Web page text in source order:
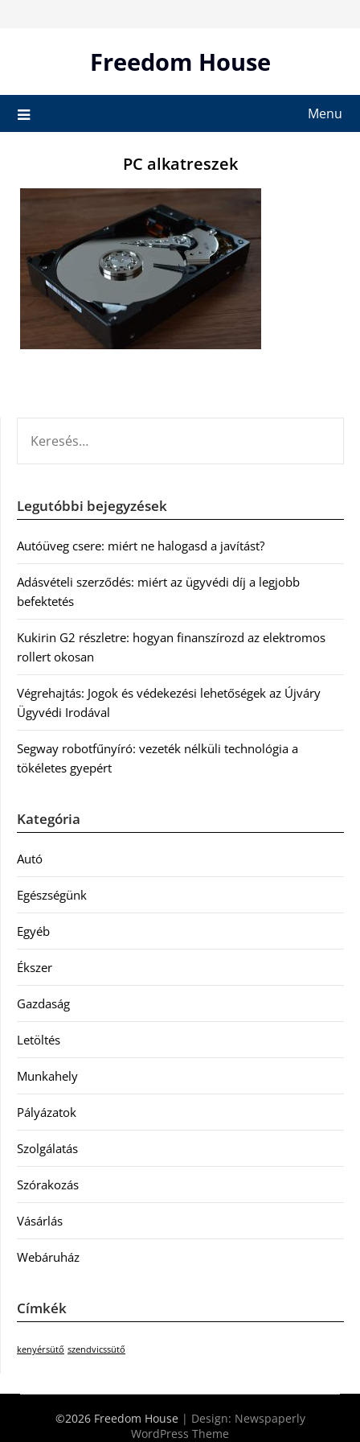
Freedom House
Menu
PC alkatreszek
Legutóbbi bejegyzések
Autóüveg csere: miért ne halogasd a javítást?
Adásvételi szerződés: miért az ügyvédi díj a legjobb
befektetés
Kukirin G2 részletre: hogyan finanszírozd az elektromos
rollert okosan
Végrehajtás: Jogok és védekezési lehetőségek az Újváry
Ügyvédi Irodával
Segway robotfűnyíró: vezeték nélküli technológia a
tökéletes gyepért
Kategória
Autó
Egészségünk
Egyéb
Ékszer
Gazdaság
Letöltés
Munkahely
Pályázatok
Szolgálatás
Szórakozás
Vásárlás
Webáruház
Címkék
kenyérsütő szendvicssütő
©2026 Freedom House | Design: Newspaperly
WordPress Theme